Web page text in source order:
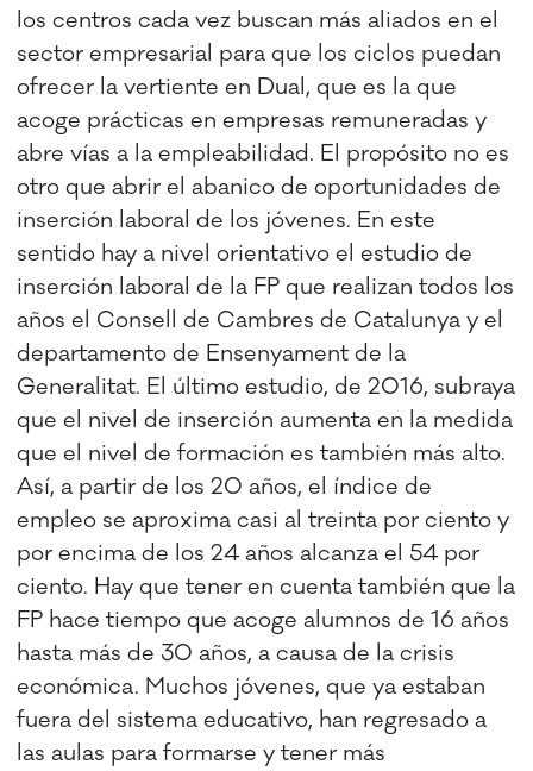
los centros cada vez buscan más aliados en el
sector empresarial para que los ciclos puedan
ofrecer la vertiente en Dual, que es la que
acoge prácticas en empresas remuneradas y
abre vías a la empleabilidad. El propósito no es
otro que abrir el abanico de oportunidades de
inserción laboral de los jóvenes. En este
sentido hay a nivel orientativo el estudio de
inserción laboral de la FP que realizan todos los
años el Consell de Cambres de Catalunya y el
departamento de Ensenyament de la
Generalitat. El último estudio, de 2016, subraya
que el nivel de inserción aumenta en la medida
que el nivel de formación es también más alto.
Así, a partir de los 20 años, el índice de
empleo se aproxima casi al treinta por ciento y
por encima de los 24 años alcanza el 54 por
ciento. Hay que tener en cuenta también que la
FP hace tiempo que acoge alumnos de 16 años
hasta más de 30 años, a causa de la crisis
económica. Muchos jóvenes, que ya estaban
fuera del sistema educativo, han regresado a
las aulas para formarse y tener más